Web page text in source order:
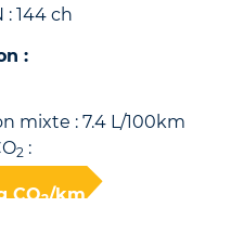
: 144 ch
:
mixte : 7.4 L/100km
2 :
CO2/km